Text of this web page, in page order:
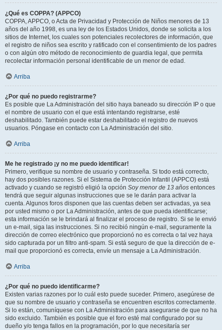
¿Qué es COPPA? (APPCO)
COPPA, APPCO, o Acta de Privacidad y Protección de Niños menores de 13
años del año 1998, es una ley de los Estados Unidos, donde se solicita a los
sitios de Internet, los cuales son potenciales recolectores de información, que
el registro de niños sea escrito y ratificado con el consentimiento de los padres
o con algún otro método de reconocimiento de guardia legal, que permita
recolectar información personal identificable de un menor de edad.
Arriba
¿Por qué no puedo registrarme?
Es posible que La Administración del sitio haya baneado su dirección IP o que
el nombre de usuario con el que está intentando registrarse, esté
deshabilitado. También puede estar deshabilitado el registro de nuevos
usuarios. Póngase en contacto con La Administración del sitio.
Arriba
Me he registrado ¡y no me puedo identificar!
Primero, verifique su nombre de usuario y contraseña. Si todo está correcto,
hay dos posibles razones. Si el Sistema de Protección Infantil (APPCO) está
activado y cuando se registró eligió la opción Soy menor de 13 años entonces
tendrá que seguir algunas instrucciones que se le darán para activar la
cuenta. Algunos foros disponen que las cuentas deben ser activadas, ya sea
por usted mismo o por La Administración, antes de que pueda identificarse;
esta información se le brindará al finalizar el proceso de registro. Si se le envió
un e-mail, siga las instrucciones. Si no recibió ningún e-mail, seguramente la
dirección de correo electrónico que proporcionó no es correcta o tal vez haya
sido capturada por un filtro anti-spam. Si está seguro de que la dirección de e-
mail que proporcionó es correcta, envíe un mensaje a La Administración.
Arriba
¿Por qué no puedo identificarme?
Existen varias razones por lo cuál esto puede suceder. Primero, asegúrese de
que su nombre de usuario y contraseña se encuentren escritos correctamente.
Si lo están, comuníquese con La Administración para asegurarse de que no ha
sido excluido. También es posible que el foro esté mal configurado por su
dueño y/o tenga fallos en la programación, por lo que necesitaría ser